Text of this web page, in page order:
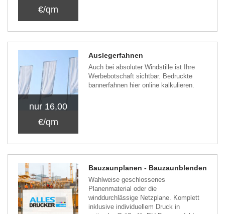
€/qm
nur 16,00
€/qm
Auslegerfahnen
Auch bei absoluter Windstille ist Ihre
Werbebotschaft sichtbar. Bedruckte
bannerfahnen hier online kalkulieren.
Bauzaunplanen - Bauzaunblenden
Wahlweise geschlossenes
Planenmaterial oder die
winddurchlässige Netzplane. Komplett
inklusive individuellem Druck in